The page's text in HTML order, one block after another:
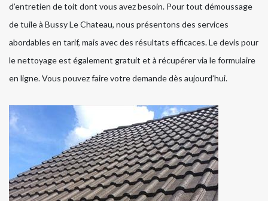
d’entretien de toit dont vous avez besoin. Pour tout démoussage
de tuile à Bussy Le Chateau, nous présentons des services
abordables en tarif, mais avec des résultats efficaces. Le devis pour
le nettoyage est également gratuit et à récupérer via le formulaire
en ligne. Vous pouvez faire votre demande dès aujourd’hui.